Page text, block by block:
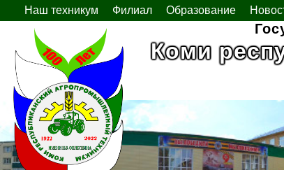
Наш техникум Филиал Образование
Коми